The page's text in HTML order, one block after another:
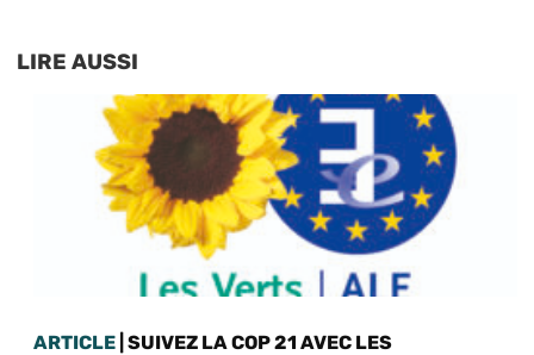
LIRE AUSSI
ARTICLE | SUIVEZ LA COP 21 AVEC LES